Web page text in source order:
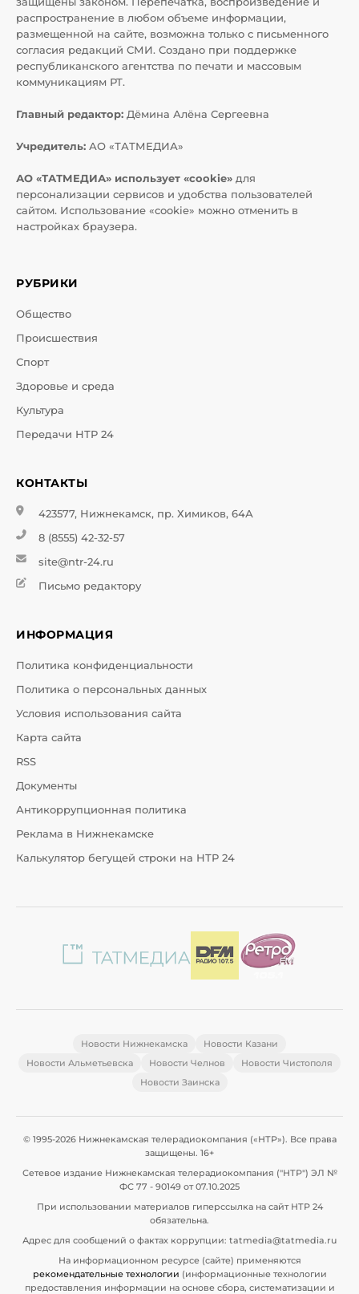
распространение в любом объеме информации,
размещенной на сайте, возможна только с письменного
согласия редакций СМИ. Создано при поддержке
республиканского агентства по печати и массовым
коммуникациям РТ.
Главный редактор: Дёмина Алёна Сергеевна
Учредитель: АО «ТАТМЕДИА»
АО «ТАТМЕДИА» использует «cookie» для
персонализации сервисов и удобства пользователей
сайтом. Использование «cookie» можно отменить в
настройках браузера.
РУБРИКИ
Общество
Происшествия
Спорт
Здоровье и среда
Культура
Передачи НТР 24
КОНТАКТЫ
423577, Нижнекамск, пр. Химиков, 64А
8 (8555) 42-32-57
site@ntr-24.ru
Письмо редактору
ИНФОРМАЦИЯ
Политика конфиденциальности
Политика о персональных данных
Условия использования сайта
Карта сайта
RSS
Документы
Антикоррупционная политика
Реклама в Нижнекамске
Калькулятор бегущей строки на НТР 24
Новости Нижнекамска
Новости Казани
Новости Альметьевска
Новости Челнов
Новости Чистополя
Новости Заинска
© 1995-2026 Нижнекамская телерадиокомпания («НТР»). Все права
защищены. 16+
Сетевое издание Нижнекамская телерадиокомпания ("НТР") ЭЛ №
ФС 77 - 90149 от 07.10.2025
При использовании материалов гиперссылка на сайт НТР 24
обязательна.
Адрес для сообщений о фактах коррупции: tatmedia@tatmedia.ru
На информационном ресурсе (сайте) применяются
рекомендательные технологии (информационные технологии
предоставления информации на основе сбора, систематизации и